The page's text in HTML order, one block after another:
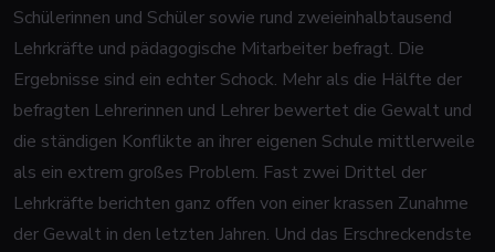
Schülerinnen und Schüler sowie rund zweieinhalbtausend
Lehrkräfte und pädagogische Mitarbeiter befragt. Die
Ergebnisse sind ein echter Schock. Mehr als die Hälfte der
befragten Lehrerinnen und Lehrer bewertet die Gewalt und
die ständigen Konflikte an ihrer eigenen Schule mittlerweile
als ein extrem großes Problem. Fast zwei Drittel der
Lehrkräfte berichten ganz offen von einer krassen Zunahme
der Gewalt in den letzten Jahren. Und das Erschreckendste